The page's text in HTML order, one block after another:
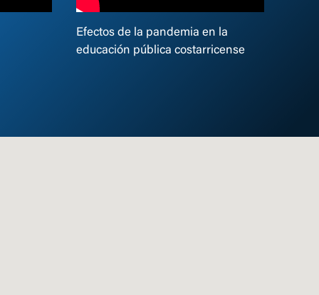
Efectos de la pandemia en la
educación pública costarricense